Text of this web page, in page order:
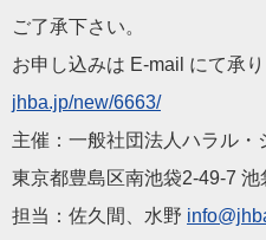
ご了承下さい。
お申し込みは E-mail にて承り
jhba.jp/new/6663/
主催：一般社団法人ハラル・
東京都豊島区南池袋2-49-7
担当：佐久間、水野